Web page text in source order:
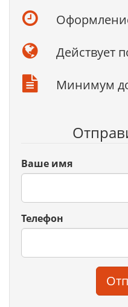
Действует
Минимум
Ваше имя
Телефон